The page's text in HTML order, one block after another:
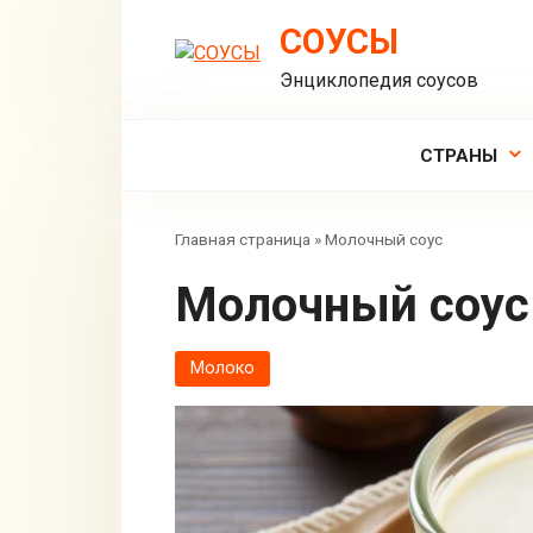
СОУСЫ
Энциклопедия соусов
СТРАНЫ
Главная страница »Молочный соус
Молочный соус
Молоко